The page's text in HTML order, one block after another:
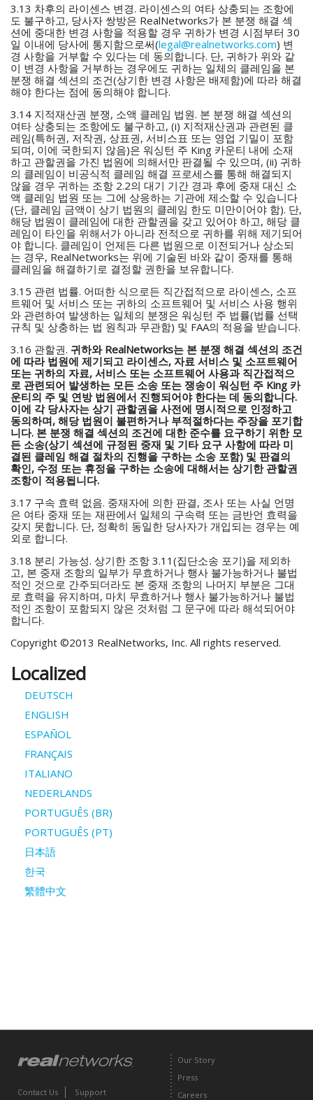
3.13 차후의 라이센스 변경. 라이센스의 여타 상충되는 조항에
도 불구하고, 당사자 쌍방은 RealNetworks가 본 분쟁 해결 섹
션에 중대한 변경 사항을 적용할 경우 귀하가 변경 시점부터 30
일 이내에 당사에 통지함으로써(legal@realnetworks.com) 변
경 사항을 거부할 수 있다는 데 동의합니다. 단, 귀하가 위와 같
이 변경 사항을 거부하는 경우에도 귀하는 일체의 클레임을 본
분쟁 해결 섹션의 조건(상기한 변경 사항은 배제함)에 따라 해결
해야 한다는 점에 동의해야 합니다.
3.14 지적재산권 분쟁, 소액 클레임 법원. 본 분쟁 해결 섹션의
여타 상충되는 조항에도 불구하고, (i) 지적재산권과 관련된 클
레임(특허권, 저작권, 상표권, 서비스표 또는 영업 기밀이 포함
되며, 이에 국한되지 않음)은 워싱턴 주 King 카운티 내에 소재
하고 관할권을 가진 법원에 의해서만 판결될 수 있으며, (ii) 귀하
의 클레임이 비공식적 클레임 해결 프로세스를 통해 해결되지
않을 경우 귀하는 조항 2.2의 대기 기간 경과 후에 중재 대신 소
액 클레임 법원 또는 그에 상응하는 기관에 제소할 수 있습니다
(단, 클레임 금액이 상기 법원의 클레임 한도 미만이어야 함). 단,
해당 법원이 클레임에 대한 관할권을 갖고 있어야 하고, 해당 클
레임이 타인을 위해서가 아니라 전적으로 귀하를 위해 제기되어
야 합니다. 클레임이 언제든 다른 법원으로 이전되거나 상소되
는 경우, RealNetworks는 위에 기술된 바와 같이 중재를 통해
클레임을 해결하기로 결정할 권한을 보유합니다.
3.15 관련 법률. 어떠한 식으로든 직간접적으로 라이센스, 소프
트웨어 및 서비스 또는 귀하의 소프트웨어 및 서비스 사용 행위
와 관련하여 발생하는 일체의 분쟁은 워싱턴 주 법률(법률 선택
규칙 및 상충하는 법 원칙과 무관함) 및 FAA의 적용을 받습니다.
3.16 관할권. 귀하와 RealNetworks는 본 분쟁 해결 섹션의 조건
에 따라 법원에 제기되고 라이센스, 자료 서비스 및 소프트웨어
또는 귀하의 자료, 서비스 또는 소프트웨어 사용과 직간접적으
로 관련되어 발생하는 모든 소송 또는 쟁송이 워싱턴 주 King 카
운티의 주 및 연방 법원에서 진행되어야 한다는 데 동의합니다.
이에 각 당사자는 상기 관할권을 사전에 명시적으로 인정하고
동의하며, 해당 법원이 불편하거나 부적절하다는 주장을 포기합
니다. 본 분쟁 해결 섹션의 조건에 대한 준수를 요구하기 위한 모
든 소송(상기 섹션에 규정된 중재 및 기타 요구 사항에 따라 미
결된 클레임 해결 절차의 진행을 구하는 소송 포함) 및 판결의
확인, 수정 또는 휴정을 구하는 소송에 대해서는 상기한 관할권
조항이 적용됩니다.
3.17 구속 효력 없음. 중재자에 의한 판결, 조사 또는 사실 언명
은 여타 중재 또는 재판에서 일체의 구속력 또는 금반언 효력을
갖지 못합니다. 단, 정확히 동일한 당사자가 개입되는 경우는 예
외로 합니다.
3.18 분리 가능성. 상기한 조항 3.11(집단소송 포기)을 제외하
고, 본 중재 조항의 일부가 무효하거나 행사 불가능하거나 불법
적인 것으로 간주되더라도 본 중재 조항의 나머지 부분은 그대
로 효력을 유지하며, 마치 무효하거나 행사 불가능하거나 불법
적인 조항이 포함되지 않은 것처럼 그 문구에 따라 해석되어야
합니다.
Copyright ©2013 RealNetworks, Inc. All rights reserved.
Localized
DEUTSCH
ENGLISH
ESPAÑOL
FRANÇAIS
ITALIANO
NEDERLANDS
PORTUGUÊS (BR)
PORTUGUÊS (PT)
日本語
한국
繁體中文
Contact Us Support
Our Story
Press
Careers